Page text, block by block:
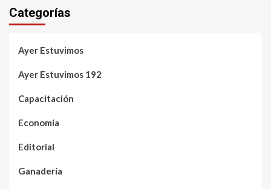
Categorías
Ayer Estuvimos
Ayer Estuvimos 192
Capacitación
Economía
Editorial
Ganadería